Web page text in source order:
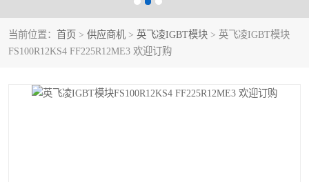
当前位置： 首页 > 供应商机 > 英飞凌IGBT模块 > 英飞凌IGBT模块
FS100R12KS4 FF225R12ME3 欢迎订购
SEMIKRON西门康IGBT SEMIKRON西门康可控硅